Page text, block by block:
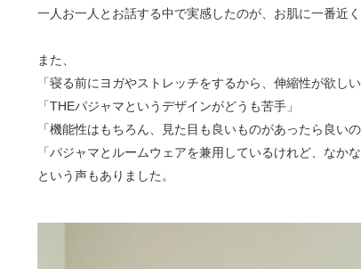
一人お一人とお話する中で実感したのが、お肌に一番近
また、
「寝る前にヨガやストレッチをするから、伸縮性が欲しい
「THEパジャマというデザインがどうも苦手」
「機能性はもちろん、見た目も良いものがあったら良いの
「パジャマとルームウェアを兼用しているけれど、なか
という声もありました。